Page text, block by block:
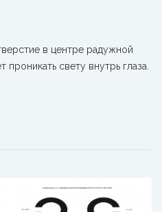
в центре радужной
свету внутрь глаза.